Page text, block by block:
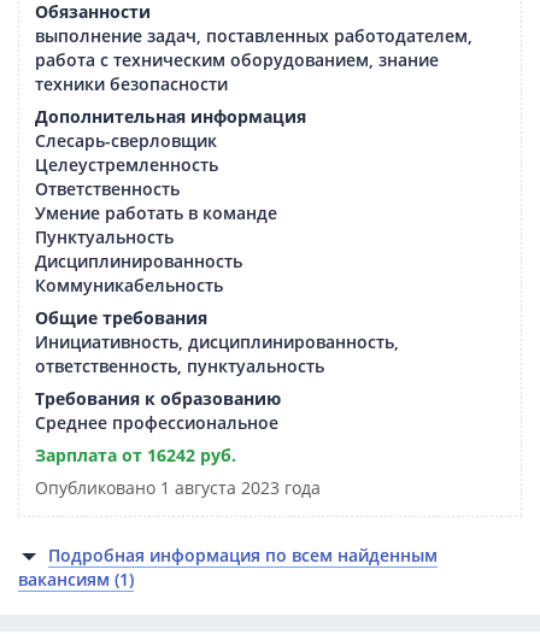
Обязанности
выполнение задач, поставленных работодателем,
работа с техническим оборудованием, знание
техники безопасности
Дополнительная информация
Слесарь-сверловщик
Целеустремленность
Ответственность
Умение работать в команде
Пунктуальность
Дисциплинированность
Коммуникабельность
Общие требования
Инициативность, дисциплинированность,
ответственность, пунктуальность
Требования к образованию
Среднее профессиональное
Зарплата от 16242 руб.
Опубликовано 1 августа 2023 года
Подробная информация по всем найденным
вакансиям (1)